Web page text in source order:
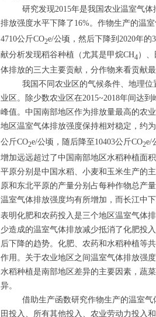
研究发现2015年是我国农业温室气
排放强度水平下降了 16%。作物生产的温
4710公斤CO2e/公顷，然后下降到 2020年的
献分析发现稻谷种植（尤其是甲烷CH4）
体排放的三大主要贡献，分作物来看贡献
我国不同农业区的气候条件、地理
业区。除少数农业区在2015~2018年间达到
峰值。中国南部地区作为排放量最高的农
地区温室气体排放强度保持相对稳定，约为
公斤CO2e/公顷，随后降至 10403公斤CO2e/
增加远远超过了中国南部地区水稻种植面
平原分别是中国水稻、小麦和玉米生产的
原和东北平原的产量分别占每种作物总产
温室气体排放强度均有所增加，而长江中
表明化肥和农药投入是三个地区温室气体
少造成的温室气体排放减少抵消了化肥投
后下降的趋势。化肥、农药和水稻种植等
作用。关于农业地区之间温室气体排放强
水稻种植是南部地区差异的主要因素，蔬
异。
借助生产函数研究作物生产的温室
田投入、所有其他投入、农业劳动力投入